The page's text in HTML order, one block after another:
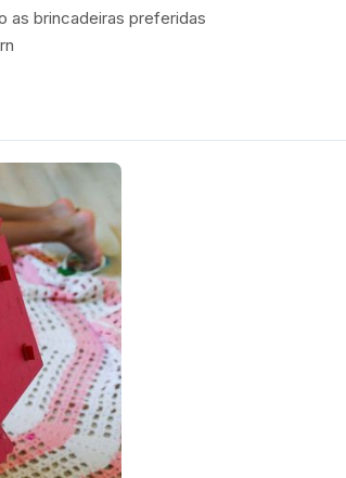
as brincadeiras preferidas